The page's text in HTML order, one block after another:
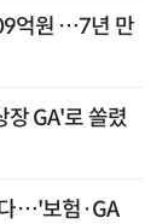
억원 …7년 만
장 GA'로 쏠렸
…'보험·GA